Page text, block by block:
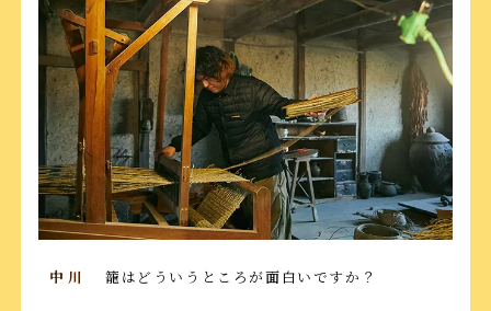
中川 籠はどういうところが面白いですか？